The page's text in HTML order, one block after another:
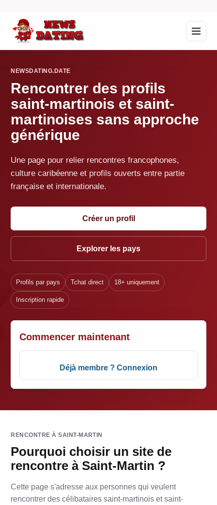
NEWSDATING.DATE
Rencontrer des profils
saint-martinois et saint-
martinoises sans approche
générique
Une page pour relier rencontres francophones,
culture caribéenne et profils ouverts entre partie
française et internationale.
Créer un profil
Explorer les pays
Profils par pays Tchat direct 18+ uniquement
Inscription rapide
Commencer maintenant
Déjà membre ? Connexion
RENCONTRE À SAINT-MARTIN
Pourquoi choisir un site de
rencontre à Saint-Martin ?
Cette page s'adresse aux personnes qui veulent
rencontrer des célibataires saint-martinois et saint-